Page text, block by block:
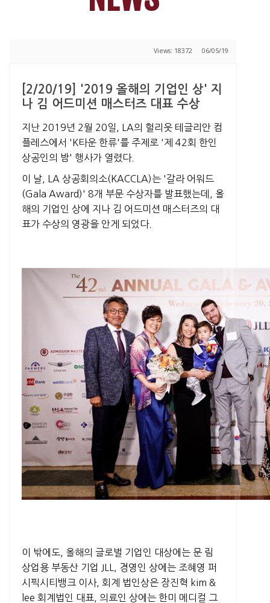
Views: 18372 06/05/19
[2/20/19] '2019 올해의 기업인 상' 지
나 김 어드미션 매스터즈 대표 수상
지난 2019년 2월 20일, LA의 헐리웃 테글리안 컴
플레스에서 'K타운 한류'를 주제로 '제 42회 한인
상공인의 밤' 행사가 열렸다.
이 날, LA 상공회의소(KACCLA)는 '갈라 어워드
(Gala Award)' 8개 부문 수상자를 발표했는데, 올
해의 기업인 상에 지나 김 어드미션 매스터즈의 대
표가 수상의 영광을 안게 되었다.
이 밖에도, 올해의 글로벌 기업인 대상에는 문 림
상업용 부동산 기업 JLL, 경영인 상에는 조혜영 퍼
시픽시티뱅크 이사, 회계 법인상은 장진혁 kim &
lee 회계법인 대표, 의료인 상에는 한미 메디컬 그